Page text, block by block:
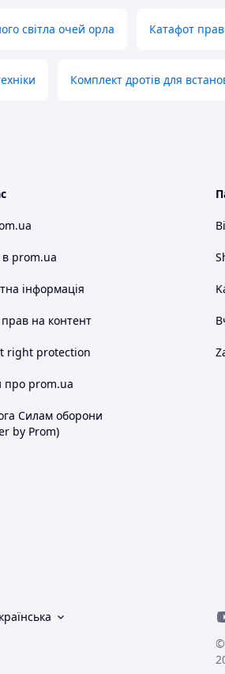
світла очей орла Катафот
Комплект дротів для
в prom.ua
інформація
на контент
right protection
про prom.ua
Силам оборони
by Prom)
©